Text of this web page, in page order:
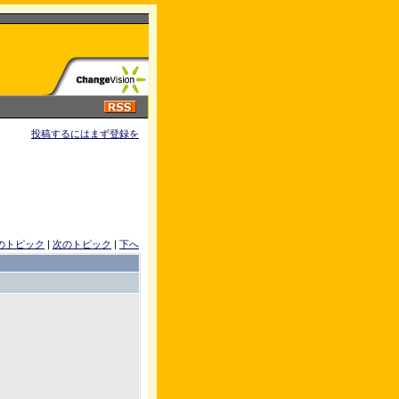
投稿するにはまず登録を
トピック | 次のトピック | 下へ